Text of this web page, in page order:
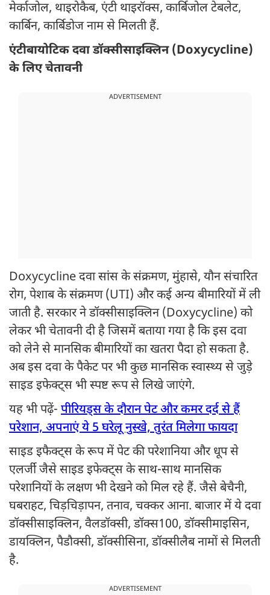
मेर्काजोल, थाइरोकैब, एंटी थाइरॉक्स, कार्बिजोल टेबलेट,
कार्बिन, कार्बिडोज नाम से मिलती हैं.
एंटीबायोटिक दवा डॉक्सीसाइक्लिन (Doxycycline)
के लिए चेतावनी
ADVERTISEMENT
Doxycycline दवा सांस के संक्रमण, मुंहासे, यौन संचारित
रोग, पेशाब के संक्रमण (UTI) और कई अन्य बीमारियों में ली
जाती है. सरकार ने डॉक्सीसाइक्लिन (Doxycycline) को
लेकर भी चेतावनी दी है जिसमें बताया गया है कि इस दवा
को लेने से मानसिक बीमारियों का खतरा पैदा हो सकता है.
अब इस दवा के पैकेट पर भी कुछ मानसिक स्वास्थ्य से जुड़े
साइड इफेक्ट्स भी स्पष्ट रूप से लिखे जाएंगे.
यह भी पढ़ें- पीरियड्स के दौरान पेट और कमर दर्द से हैं
परेशान, अपनाएं ये 5 घरेलू नुस्खे, तुरंत मिलेगा फायदा
साइड इफैक्ट्स के रूप में पेट की परेशानिया और धूप से
एलर्जी जैसे साइड इफेक्ट्स के साथ-साथ मानसिक
परेशानियों के लक्षण भी देखने को मिल रहे हैं. जैसे बेचैनी,
घबराहट, चिड़चिड़ापन, तनाव, चक्कर आना. बाजार में ये दवा
डॉक्सीसाइक्लिन, वैलडॉक्सी, डॉक्स100, डॉक्सीमाइसिन,
डायक्लिन, पैडौक्सी, डॉक्सीसिना, डॉक्सीलैब नामों से मिलती
है.
ADVERTISEMENT